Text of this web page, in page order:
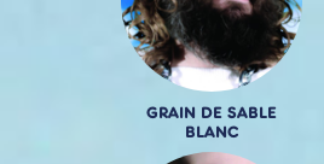
GRAIN DE SABLE
BLANC